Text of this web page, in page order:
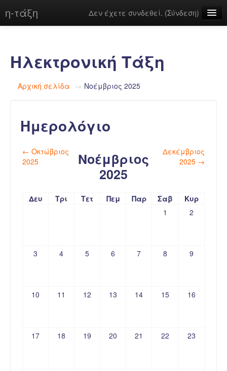
η-τάξη Δεν έχετε συνδεθεί. (Σύνδεση)
Ηλεκτρονική Τάξη
Αρχική σελίδα → Νοέμβριος 2025
Ημερολόγιο
← Οκτώβριος
2025
Νοέμβριος
2025
Δεκέμβριος
2025 →
Δευ Τρι Τετ Πεμ Παρ Σαβ
Κυρ
1
2
3 4 5 6 7 8 9
10 11 12 13 14 15 16
17 18 19 20 21 22 23